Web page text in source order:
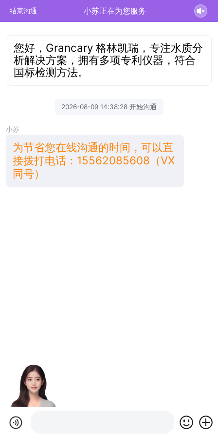
结束沟通 小苏正在为您服务
您好，Grancary 格林凯瑞，专注水质分
析解决方案，拥有多项专利仪器，符合
国标检测方法。
2026-08-09 14:38:28 开始沟通
小苏
为节省您在线沟通的时间，可以直
接拨打电话：15562085608（VX
同号）